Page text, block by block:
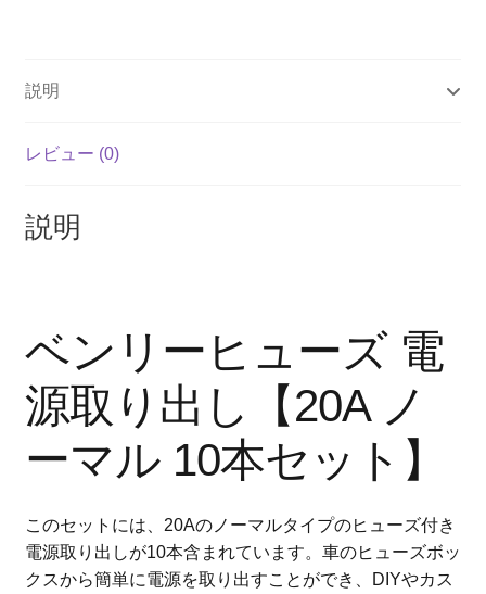
説明
レビュー (0)
説明
ベンリーヒューズ 電
源取り出し【20A ノ
ーマル 10本セット】
このセットには、20Aのノーマルタイプのヒューズ付き
電源取り出しが10本含まれています。車のヒューズボッ
クスから簡単に電源を取り出すことができ、DIYやカス